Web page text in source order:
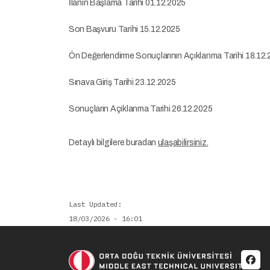
İlanın Başlama Tarihi 01.12.2025
Son Başvuru Tarihi 15.12.2025
Ön Değerlendirme Sonuçlarının Açıklanma Tarihi
Sınava Giriş Tarihi 23.12.2025
Sonuçların Açıklanma Tarihi 26.12.2025
Detaylı bilgilere buradan ulaşabilirsiniz.
Last Updated
18/03/2026 - 16:01